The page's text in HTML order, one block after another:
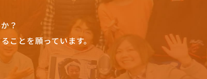
？
ことを願っています。